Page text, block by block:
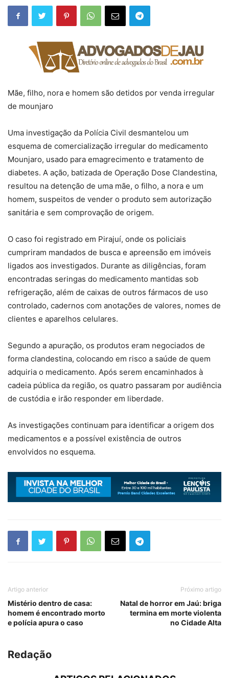
Mãe, filho, nora e homem são detidos por venda irregular
de mounjaro
Uma investigação da Polícia Civil desmantelou um
esquema de comercialização irregular do medicamento
Mounjaro, usado para emagrecimento e tratamento de
diabetes. A ação, batizada de Operação Dose Clandestina,
resultou na detenção de uma mãe, o filho, a nora e um
homem, suspeitos de vender o produto sem autorização
sanitária e sem comprovação de origem.
O caso foi registrado em Pirajuí, onde os policiais
cumpriram mandados de busca e apreensão em imóveis
ligados aos investigados. Durante as diligências, foram
encontradas seringas do medicamento mantidas sob
refrigeração, além de caixas de outros fármacos de uso
controlado, cadernos com anotações de valores, nomes de
clientes e aparelhos celulares.
Segundo a apuração, os produtos eram negociados de
forma clandestina, colocando em risco a saúde de quem
adquiria o medicamento. Após serem encaminhados à
cadeia pública da região, os quatro passaram por audiência
de custódia e irão responder em liberdade.
As investigações continuam para identificar a origem dos
medicamentos e a possível existência de outros
envolvidos no esquema.
Artigo anterior
Mistério dentro de casa:
homem é encontrado morto
e polícia apura o caso
Próximo artigo
Natal de horror em Jaú: briga
termina em morte violenta
no Cidade Alta
Redação